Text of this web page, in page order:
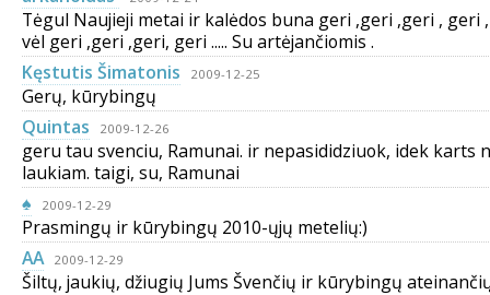
Tėgul Naujieji metai ir kalėdos buna geri ,geri ,geri , geri ,
vėl geri ,geri ,geri, geri ..... Su artėjančiomis .
Kęstutis Šimatonis
2009-12-25
Gerų, kūrybingų
Quintas
2009-12-26
geru tau svenciu, Ramunai. ir nepasididziuok, idek karts
laukiam. taigi, su, Ramunai
♠
2009-12-29
Prasmingų ir kūrybingų 2010-ųjų metelių:)
AA
2009-12-29
Šiltų, jaukių, džiugių Jums Švenčių ir kūrybingų